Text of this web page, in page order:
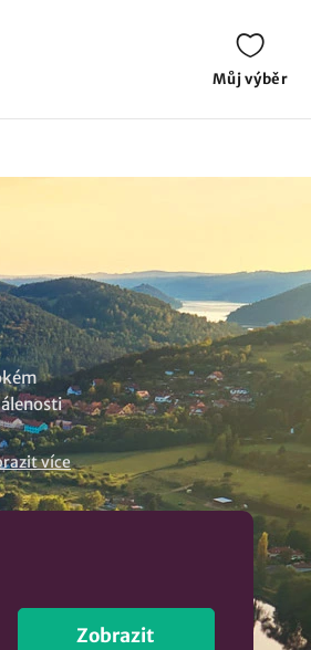
Můj výběr
více
Zobrazit